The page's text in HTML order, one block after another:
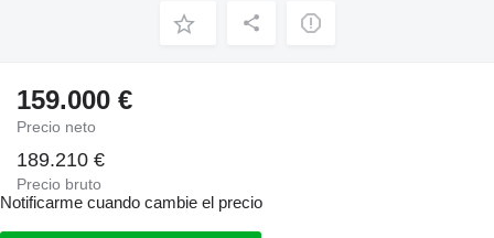
159.000 €
Precio neto
189.210 €
Precio bruto
Notificarme cuando cambie el precio